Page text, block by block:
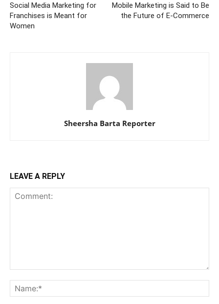
Social Media Marketing for
Franchises is Meant for
Women
Mobile Marketing is Said to Be
the Future of E-Commerce
Sheersha Barta Reporter
LEAVE A REPLY